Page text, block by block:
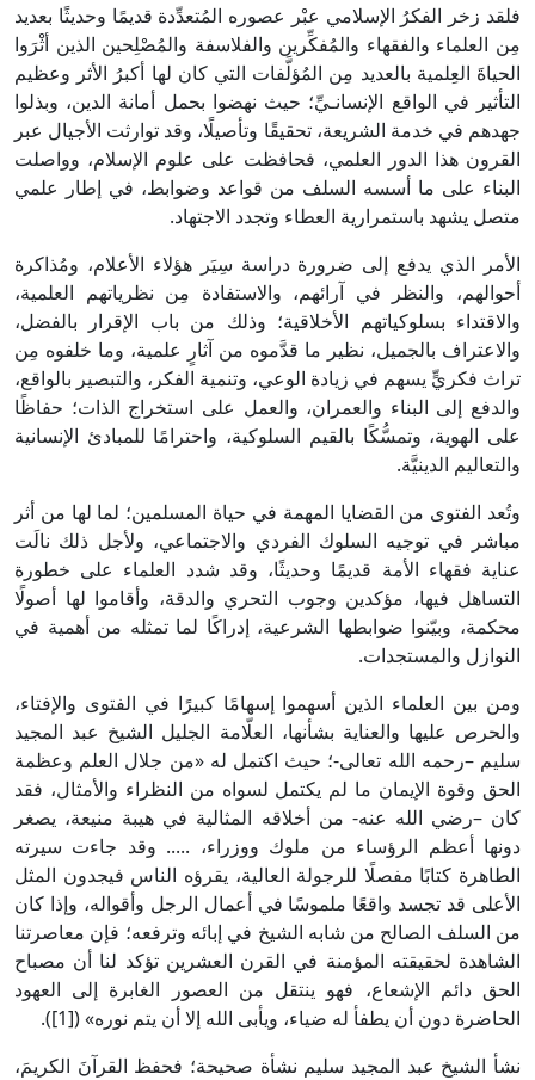
فلقد زخر الفكرُ الإسلامي عبْر عصوره المُتعدِّدة قديمًا وحديثًا بعديد
مِن العلماء والفقهاء والمُفكِّرين والفلاسفة والمُصْلِحين الذين أثْرَوا
الحياةَ العِلمية بالعديد مِن المُؤلَّفات التي كان لها أكبرُ الأثر وعظيم
التأثير في الواقع الإنسانـيِّ؛ حيث نهضوا بحمل أمانة الدين، وبذلوا
جهدهم في خدمة الشريعة، تحقيقًا وتأصيلًا، وقد توارثت الأجيال عبر
القرون هذا الدور العلمي، فحافظت على علوم الإسلام، وواصلت
البناء على ما أسسه السلف من قواعد وضوابط، في إطار علمي
متصل يشهد باستمرارية العطاء وتجدد الاجتهاد.
الأمر الذي يدفع إلى ضرورة دراسة سِيَر هؤلاء الأعلام، ومُذاكرة
أحوالهم، والنظر في آرائهم، والاستفادة مِن نظرياتهم العلمية،
والاقتداء بسلوكياتهم الأخلاقية؛ وذلك من باب الإقرار بالفضل،
والاعتراف بالجميل، نظير ما قدَّموه من آثارٍ علمية، وما خلفوه مِن
تراث فكريٍّ يسهم في زيادة الوعي، وتنمية الفكر، والتبصير بالواقع،
والدفع إلى البناء والعمران، والعمل على استخراج الذات؛ حفاظًا
على الهوية، وتمسُّكًا بالقيم السلوكية، واحترامًا للمبادئ الإنسانية
والتعاليم الدينيَّة.
وتُعد الفتوى من القضايا المهمة في حياة المسلمين؛ لما لها من أثر
مباشر في توجيه السلوك الفردي والاجتماعي، ولأجل ذلك نالَت
عناية فقهاء الأمة قديمًا وحديثًا، وقد شدد العلماء على خطورة
التساهل فيها، مؤكدين وجوب التحري والدقة، وأقاموا لها أصولًا
محكمة، وبيّنوا ضوابطها الشرعية، إدراكًا لما تمثله من أهمية في
النوازل والمستجدات.
ومن بين العلماء الذين أسهموا إسهامًا كبيرًا في الفتوى والإفتاء،
والحرص عليها والعناية بشأنها، العلّامة الجليل الشيخ عبد المجيد
سليم –رحمه الله تعالى-؛ حيث اكتمل له «من جلال العلم وعظمة
الحق وقوة الإيمان ما لم يكتمل لسواه من النظراء والأمثال، فقد
كان –رضي الله عنه- من أخلاقه المثالية في هيبة منيعة، يصغر
دونها أعظم الرؤساء من ملوك ووزراء، ..... وقد جاءت سيرته
الطاهرة كتابًا مفصلًا للرجولة العالية، يقرؤه الناس فيجدون المثل
الأعلى قد تجسد واقعًا ملموسًا في أعمال الرجل وأقواله، وإذا كان
من السلف الصالح من شابه الشيخ في إبائه وترفعه؛ فإن معاصرتنا
الشاهدة لحقيقته المؤمنة في القرن العشرين تؤكد لنا أن مصباح
الحق دائم الإشعاع، فهو ينتقل من العصور الغابرة إلى العهود
الحاضرة دون أن يطفأ له ضياء، ويأبى الله إلا أن يتم نوره» ([1]).
نشأ الشيخ عبد المجيد سليم نشأة صحيحة؛ فحفظ القرآنَ الكريمَ،